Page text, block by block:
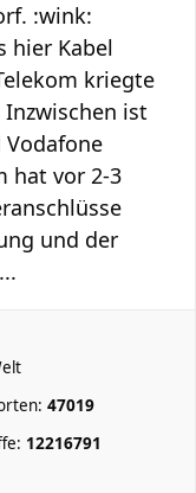
:wink:
hier Kabel
kriegte
ist
Vodafone
hat vor 2-3
und der
47019
12216791